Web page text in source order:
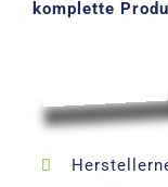
komplette